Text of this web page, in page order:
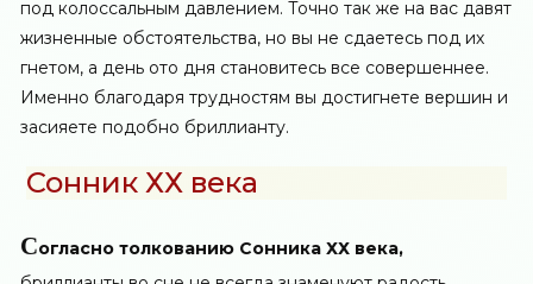
под колоссальным давлением. Точно так же на вас давят
жизненные обстоятельства, но вы не сдаетесь под их
гнетом, а день ото дня становитесь все совершеннее.
Именно благодаря трудностям вы достигнете вершин и
засияете подобно бриллианту.
Сонник ХХ века
Согласно толкованию Сонника ХХ века,